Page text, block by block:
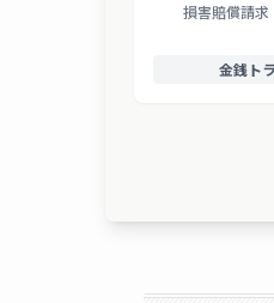
損害賠償請
金銭ト